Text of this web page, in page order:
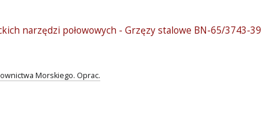
narzędzi połowowych - Grzęzy stalowe BN-65/3743-39
Morskiego. Oprac.